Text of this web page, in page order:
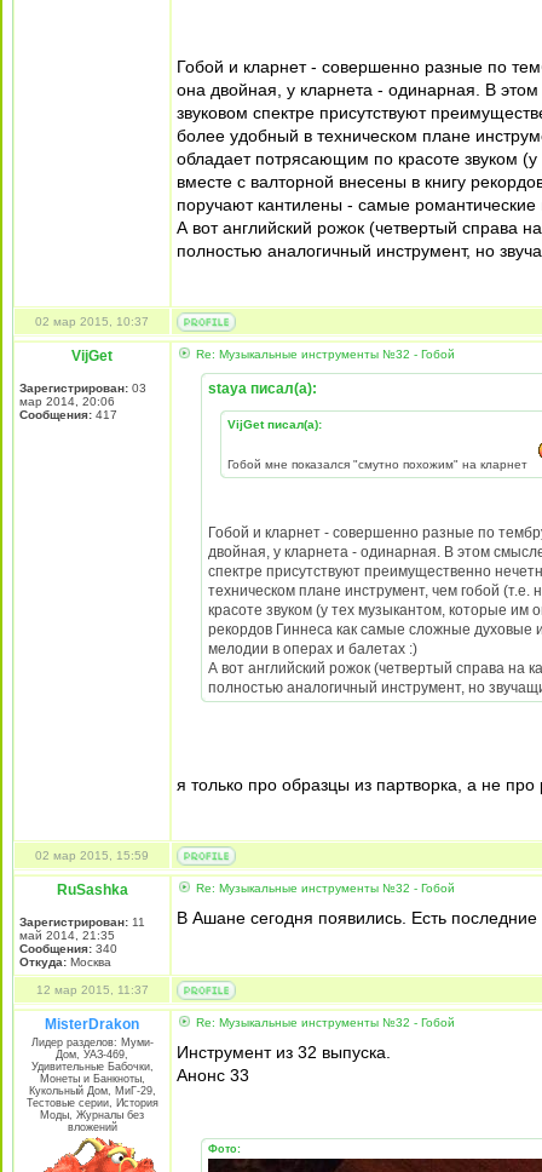
Гобой и кларнет - совершенно разные по
она двойная, у кларнета - одинарная. В
звуковом спектре присутствуют
более удобный в техническом плане
обладает потрясающим по красоте звуком
вместе с валторной внесены в книгу
поручают кантилены - самые
А вот английский рожок (четвертый справа
полностью аналогичный инструмент, но
02 мар 2015, 10:37
VijGet
Зарегистрирован: 03
мар 2014, 20:06
Сообщения: 417
Re: Музыкальные инструменты №32 - Гобой
staya писал(а):
VijGet писал(а):
Гобой мне показался "смутно похожим" на кларнет
Гобой и кларнет - совершенно разные по
двойная, у кларнета - одинарная. В этом
спектре присутствуют преимущественно
техническом плане инструмент, чем гобой
красоте звуком (у тех музыкантом, которые им
рекордов Гиннеса как самые сложные
мелодии в операх и балетах :)
А вот английский рожок (четвертый справа на
полностью аналогичный инструмент, но
я только про образцы из партворка, а не
02 мар 2015, 15:59
RuSashka
Зарегистрирован: 11
май 2014, 21:35
Сообщения: 340
Откуда: Москва
Re: Музыкальные инструменты №32 - Гобой
В Ашане сегодня появились. Есть
12 мар 2015, 11:37
MisterDrakon
Лидер разделов: Муми-
Дом, УАЗ-469,
Удивительные Бабочки,
Монеты и Банкноты,
Кукольный Дом, МиГ-29,
Тестовые серии, История
Моды, Журналы без
вложений
Re: Музыкальные инструменты №32 - Гобой
Инструмент из 32 выпуска.
Анонс 33
Фото: